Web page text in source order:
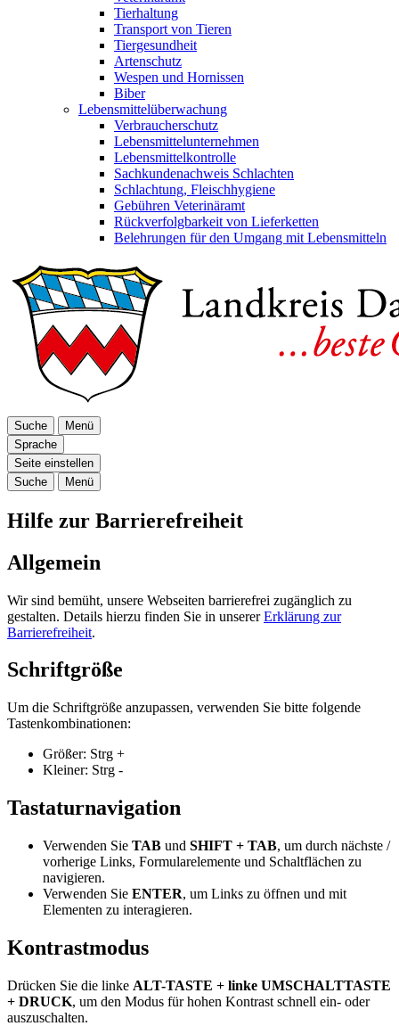
Tierhaltung
Transport von Tieren
Tiergesundheit
Artenschutz
Wespen und Hornissen
Biber
Lebensmittelüberwachung
Verbraucherschutz
Lebensmittelunternehmen
Lebensmittelkontrolle
Sachkundenachweis Schlachten
Schlachtung, Fleischhygiene
Gebühren Veterinäramt
Rückverfolgbarkeit von Lieferketten
Belehrungen für den Umgang mit Lebensmitteln
Suche
Menü
Sprache
Seite einstellen
Suche
Menü
Hilfe zur Barrierefreiheit
Allgemein
Wir sind bemüht, unsere Webseiten barrierefrei zugänglich zu
gestalten. Details hierzu finden Sie in unsererErklärung zur
Barrierefreiheit.
Schriftgröße
Um die Schriftgröße anzupassen, verwenden Sie bitte folgende
Tastenkombinationen:
Größer: Strg +
Kleiner: Strg -
Tastaturnavigation
Verwenden Sie TAB und SHIFT + TAB, um durch nächste /
vorherige Links, Formularelemente und Schaltflächen zu
navigieren.
Verwenden Sie ENTER, um Links zu öffnen und mit
Elementen zu interagieren.
Kontrastmodus
Drücken Sie die linke ALT-TASTE + linke UMSCHALTTASTE
+ DRUCK, um den Modus für hohen Kontrast schnell ein- oder
auszuschalten.